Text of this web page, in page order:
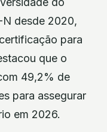
N desde 2020,
para
que o
49,2% de
para assegurar
em 2026.